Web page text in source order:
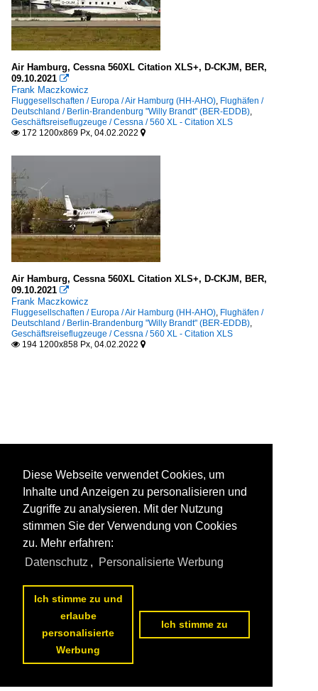
Air Hamburg, Cessna 560XL Citation XLS+, D-CKJM, BER,
09.10.2021 
Frank Maczkowicz
Fluggesellschaften / Europa / Air Hamburg (HH-AHO), Flughäfen /
Deutschland / Berlin-Brandenburg "Willy Brandt" (BER-EDDB),
Geschäftsreiseflugzeuge / Cessna / 560 XL - Citation XLS
 172 1200x869 Px, 04.02.2022 
Air Hamburg, Cessna 560XL Citation XLS+, D-CKJM, BER,
09.10.2021 
Frank Maczkowicz
Fluggesellschaften / Europa / Air Hamburg (HH-AHO), Flughäfen /
Deutschland / Berlin-Brandenburg "Willy Brandt" (BER-EDDB),
Geschäftsreiseflugzeuge / Cessna / 560 XL - Citation XLS
 194 1200x858 Px, 04.02.2022 
Diese Webseite verwendet Cookies, um
Inhalte und Anzeigen zu personalisieren und
Zugriffe zu analysieren. Mit der Nutzung
stimmen Sie der Verwendung von Cookies
zu. Mehr erfahren:
Datenschutz , Personalisierte Werbung
Ich stimme zu und
erlaube
personalisierte
Werbung
Ich stimme zu